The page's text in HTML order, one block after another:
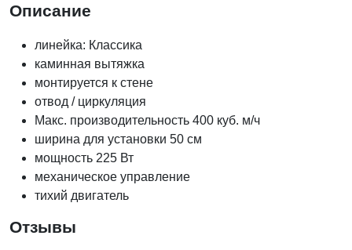
Описание
линейка: Классика
каминная вытяжка
монтируется к стене
отвод / циркуляция
Макс. производительность 400 куб. м/ч
ширина для установки 50 см
мощность 225 Вт
механическое управление
тихий двигатель
Отзывы